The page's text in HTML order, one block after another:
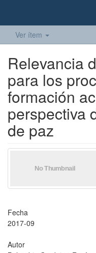
Ver ítem
Relevancia
para los
formación
perspectiva
de paz
Fecha
2017-09
Autor